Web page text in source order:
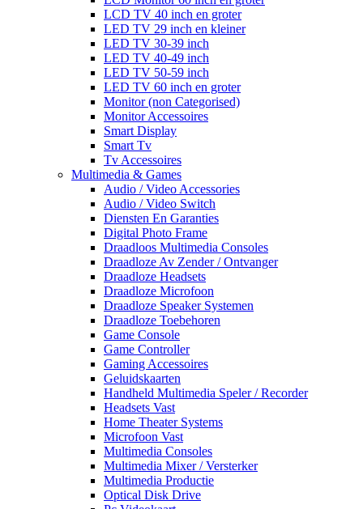
LCD TV 40 inch en groter
LED TV 29 inch en kleiner
LED TV 30-39 inch
LED TV 40-49 inch
LED TV 50-59 inch
LED TV 60 inch en groter
Monitor (non Categorised)
Monitor Accessoires
Smart Display
Smart Tv
Tv Accessoires
Multimedia & Games
Audio / Video Accessories
Audio / Video Switch
Diensten En Garanties
Digital Photo Frame
Draadloos Multimedia Consoles
Draadloze Av Zender / Ontvanger
Draadloze Headsets
Draadloze Microfoon
Draadloze Speaker Systemen
Draadloze Toebehoren
Game Console
Game Controller
Gaming Accessoires
Geluidskaarten
Handheld Multimedia Speler / Recorder
Headsets Vast
Home Theater Systems
Microfoon Vast
Multimedia Consoles
Multimedia Mixer / Versterker
Multimedia Productie
Optical Disk Drive